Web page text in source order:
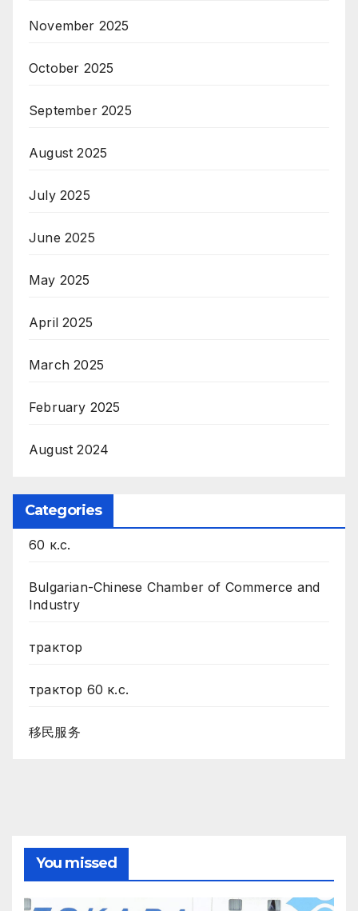
November 2025
October 2025
September 2025
August 2025
July 2025
June 2025
May 2025
April 2025
March 2025
February 2025
August 2024
Categories
60 к.с.
Bulgarian-Chinese Chamber of Commerce and
Industry
трактор
трактор 60 к.с.
移民服务
You missed